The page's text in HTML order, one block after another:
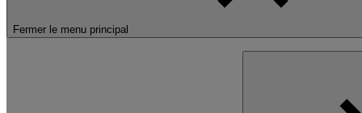
Fermer le menu principal